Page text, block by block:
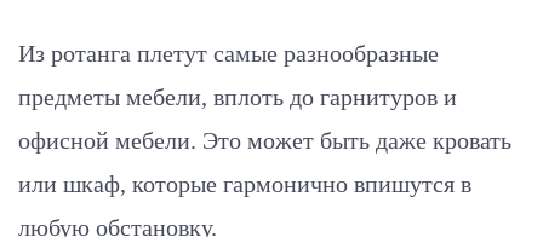
Из ротанга плетут самые разнообразные
предметы мебели, вплоть до гарнитуров и
офисной мебели. Это может быть даже кровать
или шкаф, которые гармонично впишутся в
любую обстановку.